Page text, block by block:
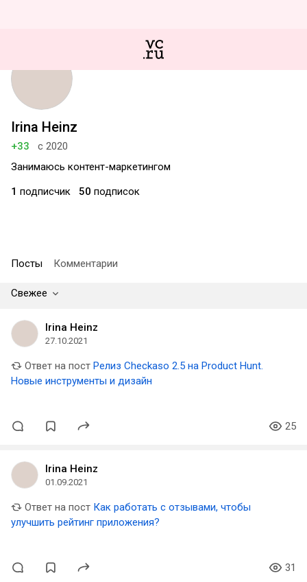
Irina Heinz
+33
с 2020
Занимаюсь контент-маркетингом
1 подписчик 50 подписок
Посты Комментарии
Свежее
Irina Heinz
27.10.2021
Ответ на пост Релиз Checkaso 2.5 на Product Hunt.
Новые инструменты и дизайн
25
Irina Heinz
01.09.2021
Ответ на пост Как работать с отзывами, чтобы
улучшить рейтинг приложения?
31